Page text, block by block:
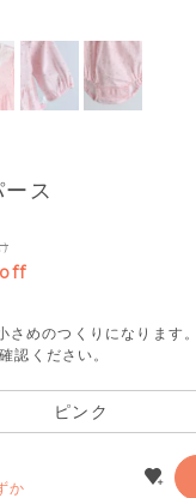
ス
めのつくりになります。
認ください。
ピンク
か